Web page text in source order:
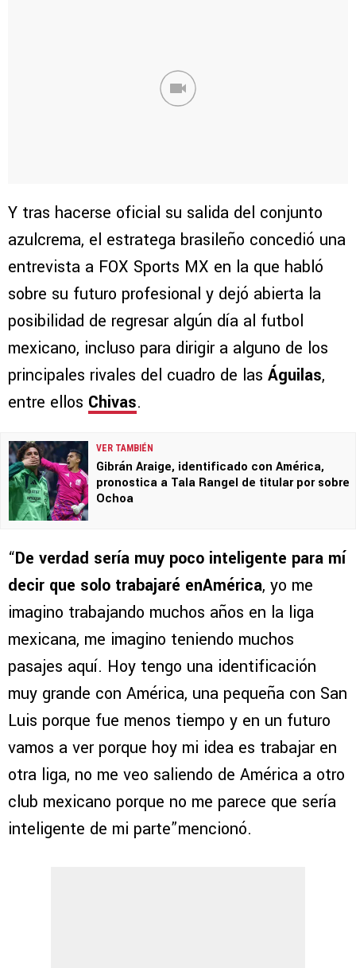
Y tras hacerse oficial su salida del conjunto
azulcrema, el estratega brasileño concedió una
entrevista a FOX Sports MX en la que habló
sobre su futuro profesional y dejó abierta la
posibilidad de regresar algún día al futbol
mexicano, incluso para dirigir a alguno de los
principales rivales del cuadro de las Águilas,
entre ellos Chivas.
VER TAMBIÉN
Gibrán Araige, identificado con América,
pronostica a Tala Rangel de titular por sobre
Ochoa
“De verdad sería muy poco inteligente para mí
decir que solo trabajaré enAmérica, yo me
imagino trabajando muchos años en la liga
mexicana, me imagino teniendo muchos
pasajes aquí. Hoy tengo una identificación
muy grande con América, una pequeña con San
Luis porque fue menos tiempo y en un futuro
vamos a ver porque hoy mi idea es trabajar en
otra liga, no me veo saliendo de América a otro
club mexicano porque no me parece que sería
inteligente de mi parte”mencionó.